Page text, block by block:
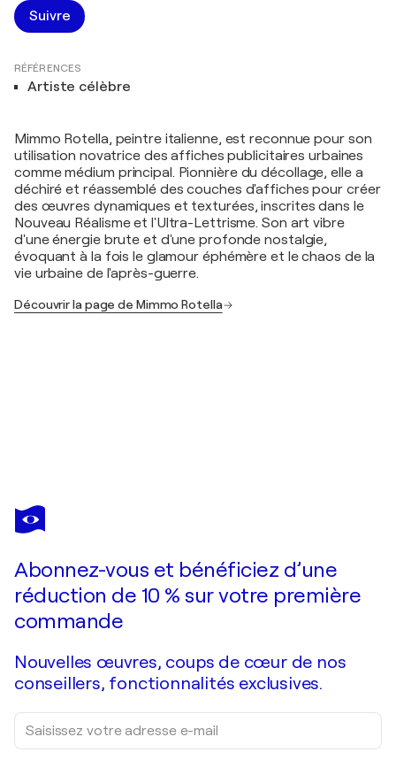
Suivre
RÉFÉRENCES
Artiste célèbre
Mimmo Rotella, peintre italienne, est reconnue pour son
utilisation novatrice des affiches publicitaires urbaines
comme médium principal. Pionnière du décollage, elle a
déchiré et réassemblé des couches d'affiches pour créer
des œuvres dynamiques et texturées, inscrites dans le
Nouveau Réalisme et l'Ultra-Lettrisme. Son art vibre
d'une énergie brute et d'une profonde nostalgie,
évoquant à la fois le glamour éphémère et le chaos de la
vie urbaine de l'après-guerre.
Découvrir la page de Mimmo Rotella
MIMMO ROTELLA
Omaggio a Marilyn (Tribute to Marilyn)
Abonnez-vous et bénéficiez d’une
réduction de 10 % sur votre première
commande
Nouvelles œuvres, coups de cœur de nos
conseillers, fonctionnalités exclusives.